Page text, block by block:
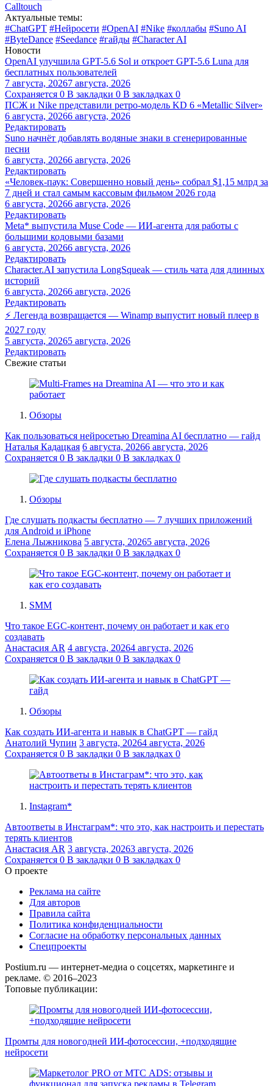
Calltouch
Актуальные темы:
#ChatGPT #Нейросети #OpenAI #Nike #коллабы #Suno AI
#ByteDance #Seedance #гайды #Character AI
Новости
OpenAI улучшила GPT-5.6 Sol и откроет GPT-5.6 Luna для
бесплатных пользователей
7 августа, 20267 августа, 2026
Сохраняется 0 В закладки 0 В закладках 0
ПСЖ и Nike представили ретро-модель KD 6 «Metallic Silver»
6 августа, 20266 августа, 2026
Редактировать
Suno начнёт добавлять водяные знаки в сгенерированные
песни
6 августа, 20266 августа, 2026
Редактировать
«Человек-паук: Совершенно новый день» собрал $1,15 млрд за
7 дней и стал самым кассовым фильмом 2026 года
6 августа, 20266 августа, 2026
Редактировать
Meta* выпустила Muse Code — ИИ-агента для работы с
большими кодовыми базами
6 августа, 20266 августа, 2026
Редактировать
Character.AI запустила LongSqueak — стиль чата для длинных
историй
6 августа, 20266 августа, 2026
Редактировать
⚡ Легенда возвращается — Winamp выпустит новый плеер в
2027 году
5 августа, 20265 августа, 2026
Редактировать
Свежие статьи
Обзоры
Как пользоваться нейросетью Dreamina AI бесплатно — гайд
Наталья Кадацкая 6 августа, 20266 августа, 2026
Сохраняется 0 В закладки 0 В закладках 0
Обзоры
Где слушать подкасты бесплатно — 7 лучших приложений
для Android и iPhone
Елена Лыжникова 5 августа, 20265 августа, 2026
Сохраняется 0 В закладки 0 В закладках 0
SMM
Что такое EGC-контент, почему он работает и как его
создавать
Анастасия AR 4 августа, 20264 августа, 2026
Сохраняется 0 В закладки 0 В закладках 0
Обзоры
Как создать ИИ-агента и навык в ChatGPT — гайд
Анатолий Чупин 3 августа, 20264 августа, 2026
Сохраняется 0 В закладки 0 В закладках 0
Instagram*
Автоответы в Инстаграм*: что это, как настроить и перестать
терять клиентов
Анастасия AR 3 августа, 20263 августа, 2026
Сохраняется 0 В закладки 0 В закладках 0
О проекте
Реклама на сайте
Для авторов
Правила сайта
Политика конфиденциальности
Согласие на обработку персональных данных
Спецпроекты
Postium.ru — интернет-медиа о соцсетях, маркетинге и
рекламе. © 2016–2023
Топовые публикации:
Промты для новогодней ИИ-фотосессии, +подходящие
нейросети